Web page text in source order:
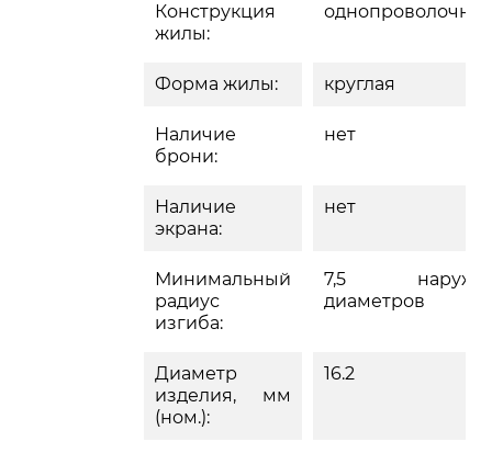
Конструкция
жилы:
однопроволочная
Форма жилы: круглая
Наличие
брони:
нет
Наличие
экрана:
нет
Минимальный
радиус
изгиба:
7,5
диаметров
Диаметр
изделия, мм
(ном.):
16.2